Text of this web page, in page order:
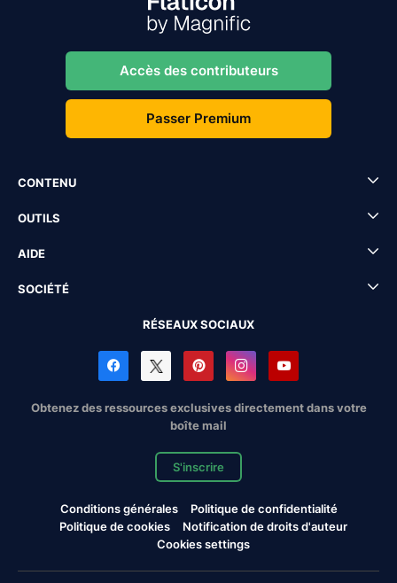
Accès des contributeurs
Passer Premium
CONTENU
OUTILS
AIDE
SOCIÉTÉ
RÉSEAUX SOCIAUX
Obtenez des ressources exclusives directement dans votre
boîte mail
S'inscrire
Conditions générales
Politique de confidentialité
Politique de cookies
Notification de droits d'auteur
Cookies settings